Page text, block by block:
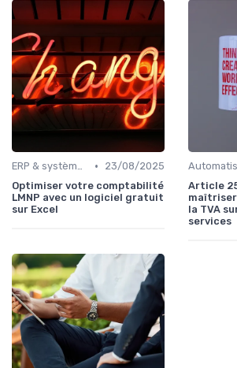
ERP & systèmes financiers •
23/08/2025
Optimiser votre comptabilité
LMNP avec un logiciel gratuit
sur Excel
Article
la TVA
services